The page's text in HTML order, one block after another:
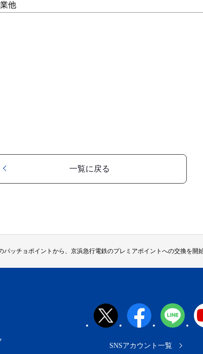
他
一覧に戻る
パッチョポイントから、京浜急行電鉄のプレミアポイントへの交換を開
SNSアカウント一覧